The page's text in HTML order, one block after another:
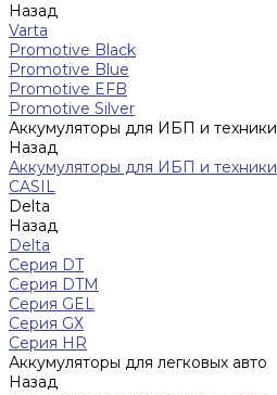
Назад
Varta
Promotive Black
Promotive Blue
Promotive EFB
Promotive Silver
Аккумуляторы для ИБП и техники
Назад
Аккумуляторы для ИБП и техники
CASIL
Delta
Назад
Delta
Серия DT
Серия DTM
Серия GEL
Серия GХ
Серия HR
Аккумуляторы для легковых авто
Назад